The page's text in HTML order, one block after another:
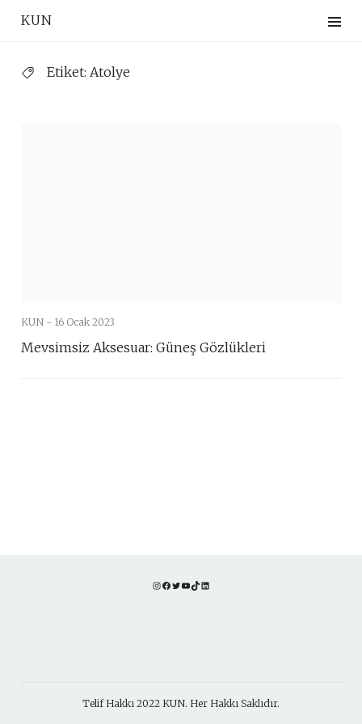
KUN
Etiket: Atolye
KUN - 16 Ocak 2023
Mevsimsiz Aksesuar: Güneş Gözlükleri
Instagram
Facebook
TwitterYouTube
TikTok
Telif Hakkı 2022 KUN. Her Hakkı Saklıdır.